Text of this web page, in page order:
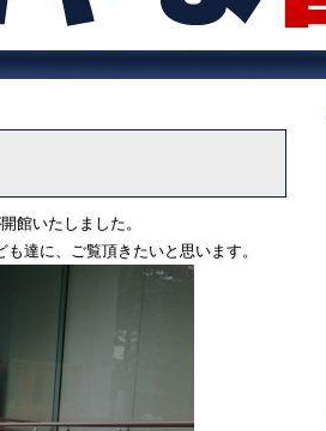
館いたしました。
達に、ご覧頂きたいと思います。